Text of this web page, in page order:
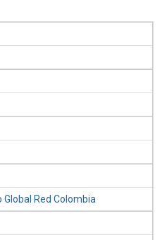
Global Red Colombia